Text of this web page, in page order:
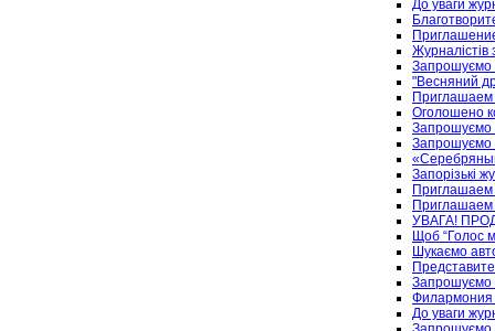
До уваги
Запрошуємо
"Весняний
Оголошено
Запрошуємо
Запрошуємо
Запорізькі
Приглашаем
УВАГА!
Щоб “Голос
Шукаємо
Запрошуємо
Филармония
До уваги